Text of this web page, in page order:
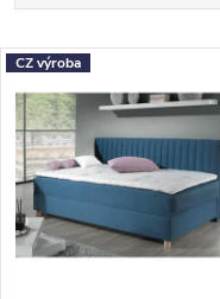
a
z
e
n
í
p
Nejdražší
Nejprodávanější
Abecedně
V
ý
p
i
s
CZ výroba